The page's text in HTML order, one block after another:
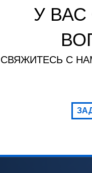
У
СВЯЖИТЕСЬ С